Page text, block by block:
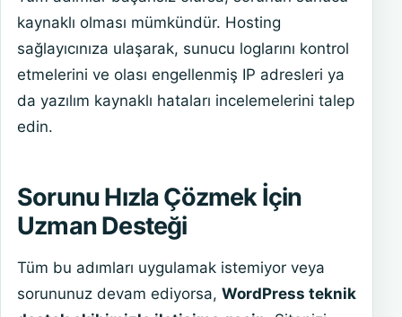
kaynaklı olması mümkündür. Hosting
sağlayıcınıza ulaşarak, sunucu loglarını kontrol
etmelerini ve olası engellenmiş IP adresleri ya
da yazılım kaynaklı hataları incelemelerini talep
edin.
Sorunu Hızla Çözmek İçin
Uzman Desteği
Tüm bu adımları uygulamak istemiyor veya
sorununuz devam ediyorsa, WordPress teknik